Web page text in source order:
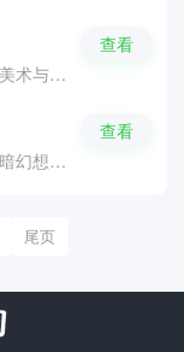
第七史诗国际服是一款以番剧级美术与逐帧手绘动画呈现的二次元回合制策略RPG游戏，玩家会作为圣约继承者集结各族英雄对抗宿命。第七史诗采用了自研的引擎实现全角色Live2D动态表现与专属技能动画，再搭配全语音配音、史诗级配乐及炼金术等独创玩法，带给你高燃沉浸的战斗体验。
查看
卡厄思梦境最新版是一款宇宙黑暗幻想风肉鸽卡牌手游，玩家会驾驶方舟逃离濒危行星，然后开启方舟的文明纪元。卡厄思梦境游戏集合了克苏鲁式诡谲氛围与深度策略卡牌玩法，独创崩溃康复机制与高密度随机事件，然后在游戏中化解灾厄，所以这款游戏是专为喜爱硬核策略与Roguelike体验的玩家定制的独特二次元新作。
查看
尾页